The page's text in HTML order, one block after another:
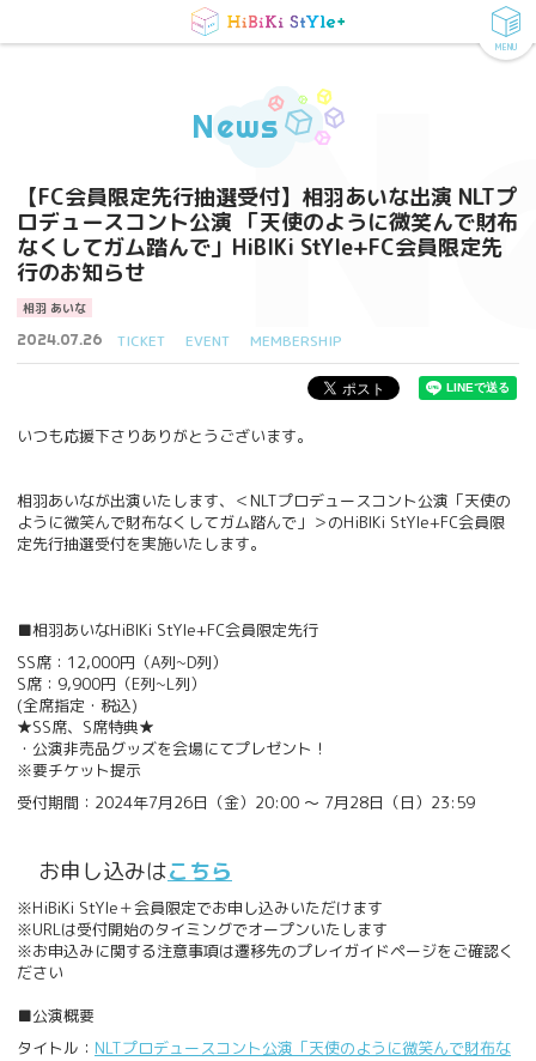
MENU
News
【FC会員限定先行抽選受付】相羽あいな出演 NLTプ
ロデュースコント公演 「天使のように微笑んで財布
なくしてガム踏んで」HiBIKi StYle+FC会員限定先
行のお知らせ
相羽 あいな
2024.07.26 TICKET EVENT MEMBERSHIP
いつも応援下さりありがとうございます。
相羽あいなが出演いたします、＜NLTプロデュースコント公演「天使の
ように微笑んで財布なくしてガム踏んで」＞のHiBIKi StYle+FC会員限
定先行抽選受付を実施いたします。
■相羽あいなHiBIKi StYle+FC会員限定先行
SS席：12,000円（A列~D列）
S席：9,900円（E列~L列）
(全席指定・税込)
★SS席、S席特典★
・公演非売品グッズを会場にてプレゼント！
※要チケット提示
受付期間：2024年7月26日（金）20:00 ～ 7月28日（日）23:59
お申し込みはこちら
※HiBiKi StYle＋会員限定でお申し込みいただけます
※URLは受付開始のタイミングでオープンいたします
※お申込みに関する注意事項は遷移先のプレイガイドページをご確認く
ださい
■公演概要
タイトル： NLTプロデュースコント公演 「天使のように微笑んで財布な